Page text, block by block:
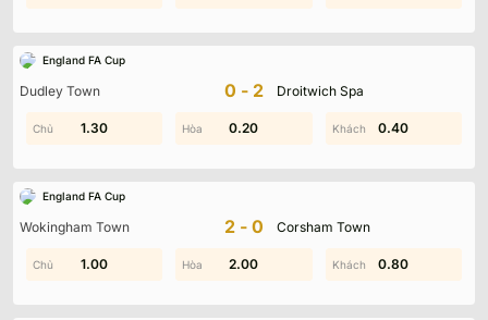
England FA Cup
Dudley Town 0-2 Droitwich Spa
1.50 1.80 1.20
1.30 0.20 0.40
England FA Cup
Wokingham Town 2-0 Corsham Town
1.50 1.60 0.10
1.00 2.00 0.80